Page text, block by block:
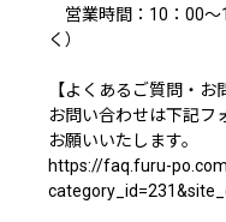
営業時間：10：00～
く）
【よくあるご質問・お
お問い合わせは下記フ
お願いいたします。
https://faq.furu-